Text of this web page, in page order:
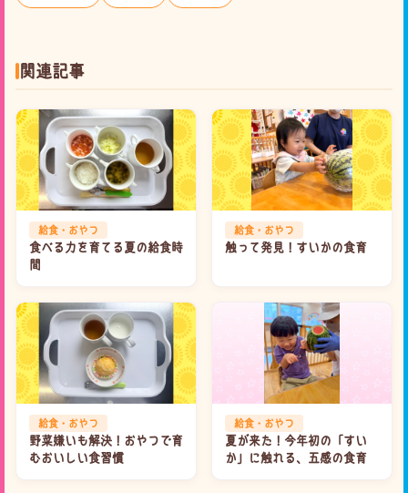
関連記事
給食・おやつ
食べる力を育てる夏の給食時
間
給食・おやつ
触って発見！すいかの食育
給食・おやつ
野菜嫌いも解決！おやつで育
むおいしい食習慣
給食・おやつ
夏が来た！今年初の「すい
か」に触れる、五感の食育